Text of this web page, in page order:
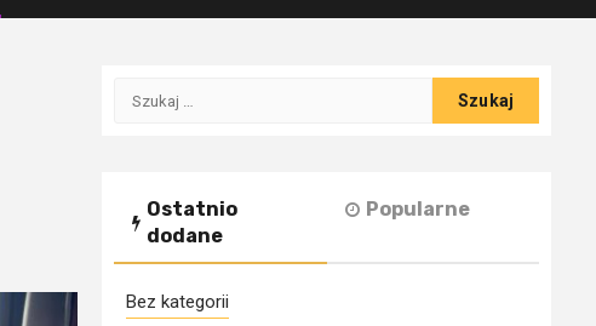
Szukaj:
Ostatnio
dodane
Popularne
Bez kategorii